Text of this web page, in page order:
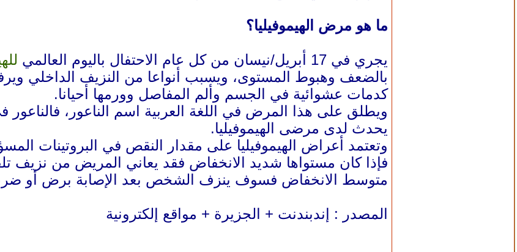
ما هو مرض الهيموفيليا؟
يجري في 17 أبريل/نيسان من كل عام الاحتفال باليوم العالمي
بالضعف وهبوط المستوى، ويسبب أنواعا من النزيف الداخلي
كدمات عشوائية في الجسم وألم المفاصل وورمها أحيانا.
ويطلق على هذا المرض في اللغة العربية اسم الناعور،
يحدث لدى مرضى الهيموفيليا.
وتعتمد أعراض الهيموفيليا على مقدار النقص في البروتينات
فإذا كان مستواها شديد الانخفاض فقد يعاني المريض من نزيف
متوسط الانخفاض فسوف ينزف الشخص بعد الإصابة برض أو
المصدر : إندبندنت + الجزيرة + مواقع إلكترونية